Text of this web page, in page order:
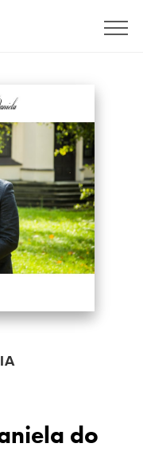
do